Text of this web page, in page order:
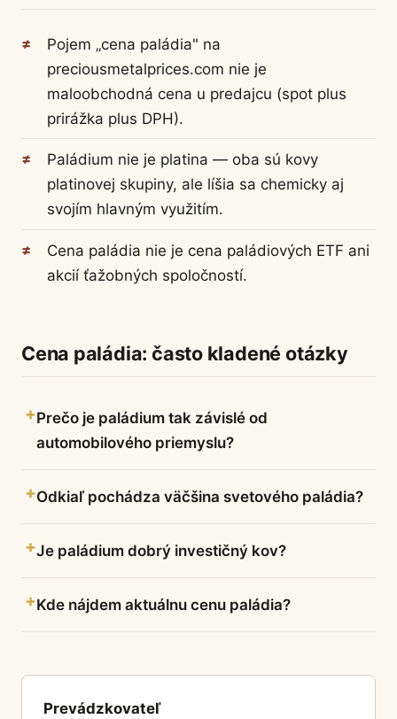
Pojem „cena paládia" na
preciousmetalprices.com nie je
maloobchodná cena u predajcu (spot plus
prirážka plus DPH).
Paládium nie je platina — oba sú kovy
platinovej skupiny, ale líšia sa chemicky aj
svojím hlavným využitím.
Cena paládia nie je cena paládiových ETF ani
akcií ťažobných spoločností.
Cena paládia: často kladené otázky
Prečo je paládium tak závislé od
automobilového priemyslu?
Odkiaľ pochádza väčšina svetového paládia?
Je paládium dobrý investičný kov?
Kde nájdem aktuálnu cenu paládia?
Prevádzkovateľ